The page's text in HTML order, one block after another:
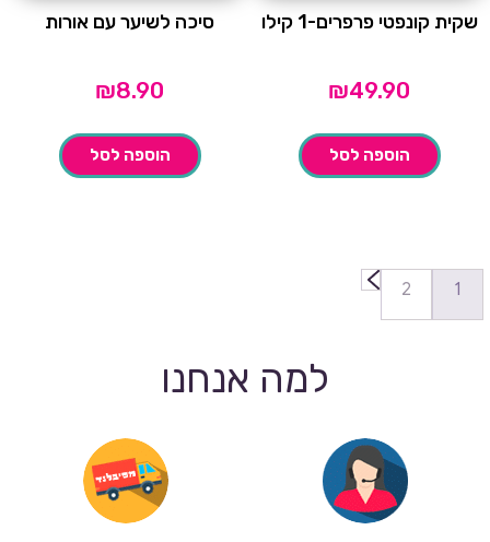
שקית קונפטי פרפרים-1 קילו
₪49.90
הוספה לסל
סיכה לשיער עם אורות
₪8.90
הוספה לסל
1
2
←
למה אנחנו